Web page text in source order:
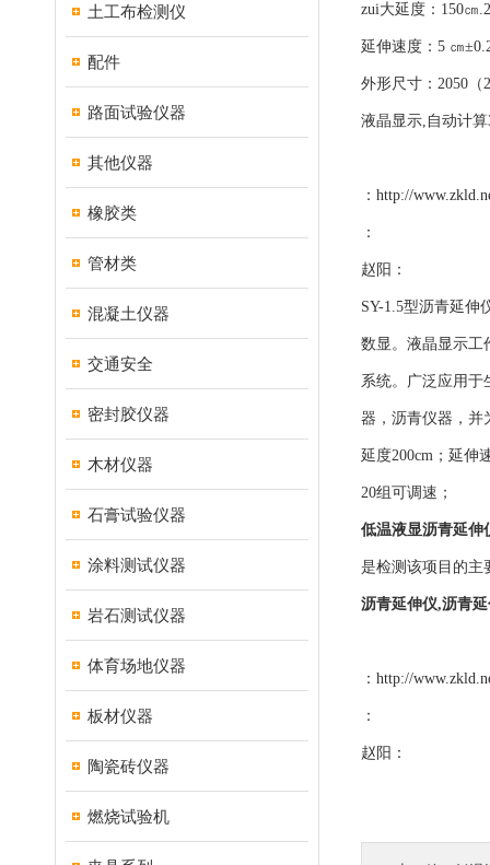
土工布检测仪
配件
路面试验仪器
其他仪器
橡胶类
管材类
混凝土仪器
交通安全
密封胶仪器
木材仪器
石膏试验仪器
涂料测试仪器
岩石测试仪器
体育场地仪器
板材仪器
陶瓷砖仪器
燃烧试验机
zui大延度：150㎝
延伸速度：5 ㎝
外形尺寸：2050（
液晶显示,自动计
： http://
：
赵阳：
SY-1.5型沥青延伸
数显。液晶显示工
系统。广泛应用于
器，沥青仪器，并
延度200cm；延伸
20组可调速；
低温液显沥青延伸
是检测该项目的主
沥青延伸仪,沥青
： http://
：
赵阳：